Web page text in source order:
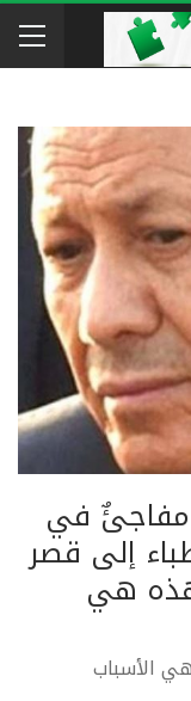
مفاجئٌ في
إلى قصر
هي
الأسباب